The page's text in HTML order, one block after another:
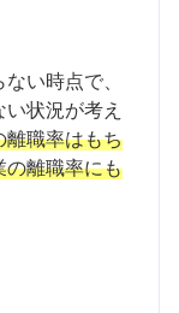
い時点で、
状況が考え
離職率はもち
の離職率にも